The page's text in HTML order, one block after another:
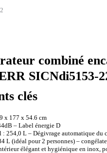
combiné
SICNdi5153-
clés
x 177 x 54.6 cm
– Label énergie D
: 254,0 L – Dégivrage automatique du
L (idéal pour 2 personnes) –
élégant et hygiénique en inox,